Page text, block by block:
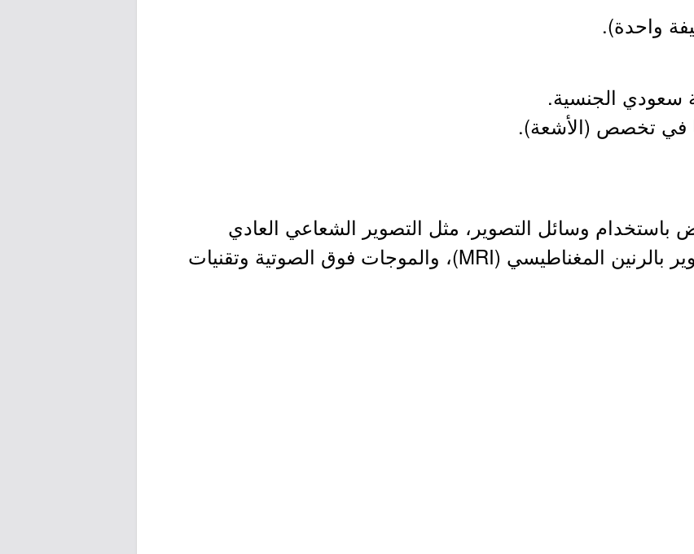
واحدة).
وسائل التصوير، مثل التصوير الشعاعي العادي
والتصوير المقطعي (CT) والتصوير بالرنين المغناطيسي (MRI)، والموجات فوق الصوتية وتقنيات